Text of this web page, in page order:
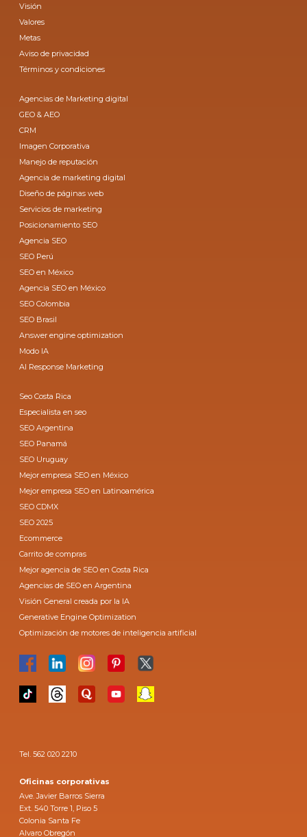
Visión
Valores
Metas
Aviso de privacidad
Términos y condiciones
Agencias de Marketing digital
GEO & AEO
CRM
Imagen Corporativa
Manejo de reputación
Agencia de marketing digital
Diseño de páginas web
Servicios de marketing
Posicionamiento SEO
Agencia SEO
SEO Perú
SEO en México
Agencia SEO en México
SEO Colombia
SEO Brasil
Answer engine optimization
Modo IA
AI Response Marketing
Seo Costa Rica
Especialista en seo
SEO Argentina
SEO Panamá
SEO Uruguay
Mejor empresa SEO en México
Mejor empresa SEO en Latinoamérica
SEO CDMX
SEO 2025
Ecommerce
Carrito de compras
Mejor agencia de SEO en Costa Rica
Agencias de SEO en Argentina
Visión General creada por la IA
Generative Engine Optimization
Optimización de motores de inteligencia artificial
Tel. 562 020 2210
Oficinas corporativas
Ave. Javier Barros Sierra
Ext. 540 Torre 1, Piso 5
Colonia Santa Fe
Alvaro Obregón